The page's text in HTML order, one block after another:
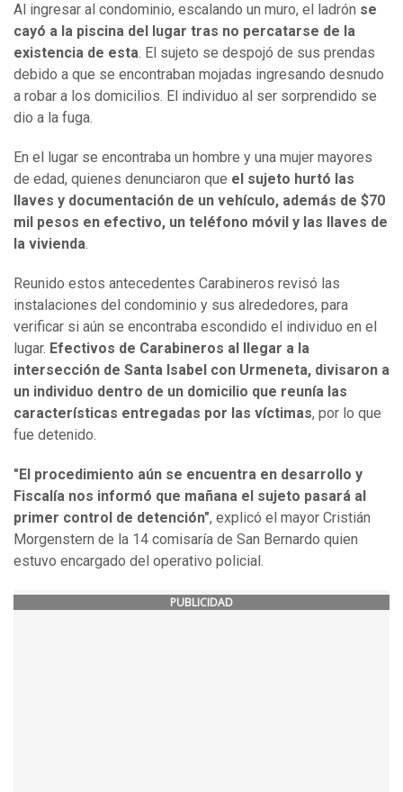
Al ingresar al condominio, escalando un muro, el ladrón se
cayó a la piscina del lugar tras no percatarse de la
existencia de esta. El sujeto se despojó de sus prendas
debido a que se encontraban mojadas ingresando desnudo
a robar a los domicilios. El individuo al ser sorprendido se
dio a la fuga.
En el lugar se encontraba un hombre y una mujer mayores
de edad, quienes denunciaron que el sujeto hurtó las
llaves y documentación de un vehículo, además de $70
mil pesos en efectivo, un teléfono móvil y las llaves de
la vivienda.
Reunido estos antecedentes Carabineros revisó las
instalaciones del condominio y sus alrededores, para
verificar si aún se encontraba escondido el individuo en el
lugar. Efectivos de Carabineros al llegar a la
intersección de Santa Isabel con Urmeneta, divisaron a
un individuo dentro de un domicilio que reunía las
características entregadas por las víctimas, por lo que
fue detenido.
"El procedimiento aún se encuentra en desarrollo y
Fiscalía nos informó que mañana el sujeto pasará al
primer control de detención", explicó el mayor Cristián
Morgenstern de la 14 comisaría de San Bernardo quien
estuvo encargado del operativo policial.
PUBLICIDAD